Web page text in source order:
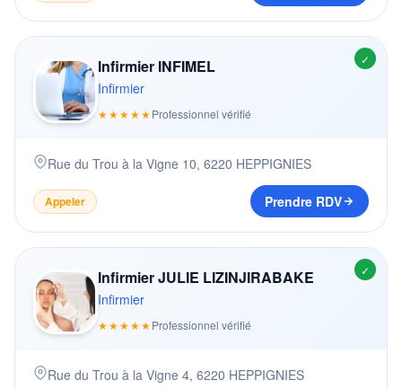
✓
Infirmier INFIMEL
Infirmier
★★★★★Professionnel vérifié
Rue du Trou à la Vigne 10, 6220 HEPPIGNIES
Appeler Prendre RDV
✓
Infirmier JULIE LIZINJIRABAKE
Infirmier
★★★★★Professionnel vérifié
Rue du Trou à la Vigne 4, 6220 HEPPIGNIES